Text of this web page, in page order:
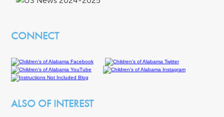
CONNECT
ALSO OF INTEREST